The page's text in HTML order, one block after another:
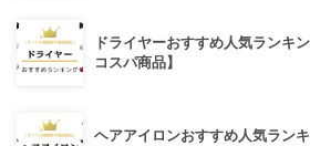
ドライヤーおすすめ人気ランキ
コスパ商品】
ヘアアイロンおすすめ人気ラン